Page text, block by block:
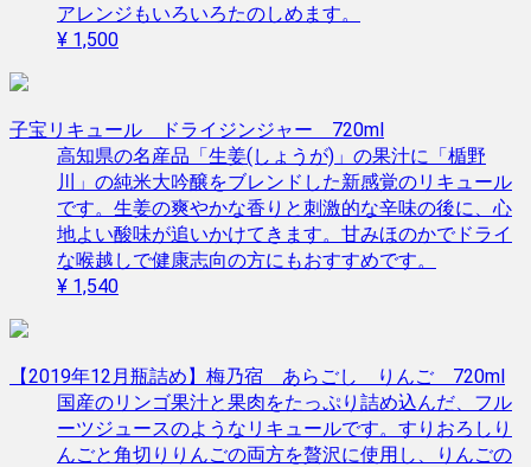
アレンジもいろいろたのしめます。
¥ 1,500
子宝リキュール ドライジンジャー 720ml
高知県の名産品「生姜(しょうが)」の果汁に「楯野
川」の純米大吟醸をブレンドした新感覚のリキュール
です。生姜の爽やかな香りと刺激的な辛味の後に、心
地よい酸味が追いかけてきます。甘みほのかでドライ
な喉越しで健康志向の方にもおすすめです。
¥ 1,540
【2019年12月瓶詰め】梅乃宿 あらごし りんご 720ml
国産のリンゴ果汁と果肉をたっぷり詰め込んだ、フル
ーツジュースのようなリキュールです。すりおろしり
んごと角切りりんごの両方を贅沢に使用し、りんごの